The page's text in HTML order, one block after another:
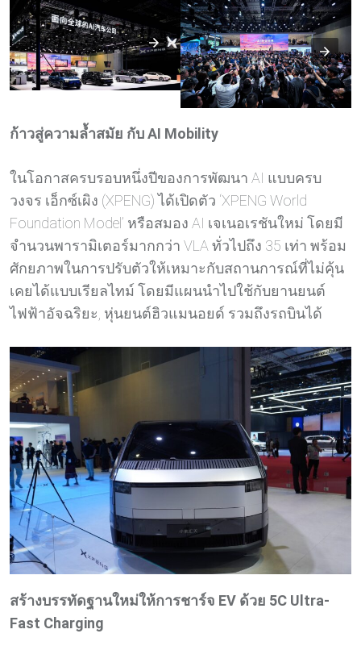
ก้าวสู่ความล้ำสมัย กับAI Mobility
ในโอกาสครบรอบหนึ่งปีของการพัฒนา AI แบบครบ
วงจร เอ็กซ์เผิง (XPENG) ได้เปิดตัว ‘XPENG World
Foundation Model’ หรือสมอง AI เจเนอเรชันใหม่ โดยมี
จำนวนพารามิเตอร์มากกว่า VLA ทั่วไปถึง 35 เท่า พร้อม
ศักยภาพในการปรับตัวให้เหมาะกับสถานการณ์ที่ไม่คุ้น
เคยได้แบบเรียลไทม์ โดยมีแผนนำไปใช้กับยานยนต์
ไฟฟ้าอัจฉริยะ, หุ่นยนต์ฮิวแมนอยด์ รวมถึงรถบินได้
สร้างบรรทัดฐานใหม่ให้การชาร์จ EV ด้วย 5C Ultra-
Fast Charging